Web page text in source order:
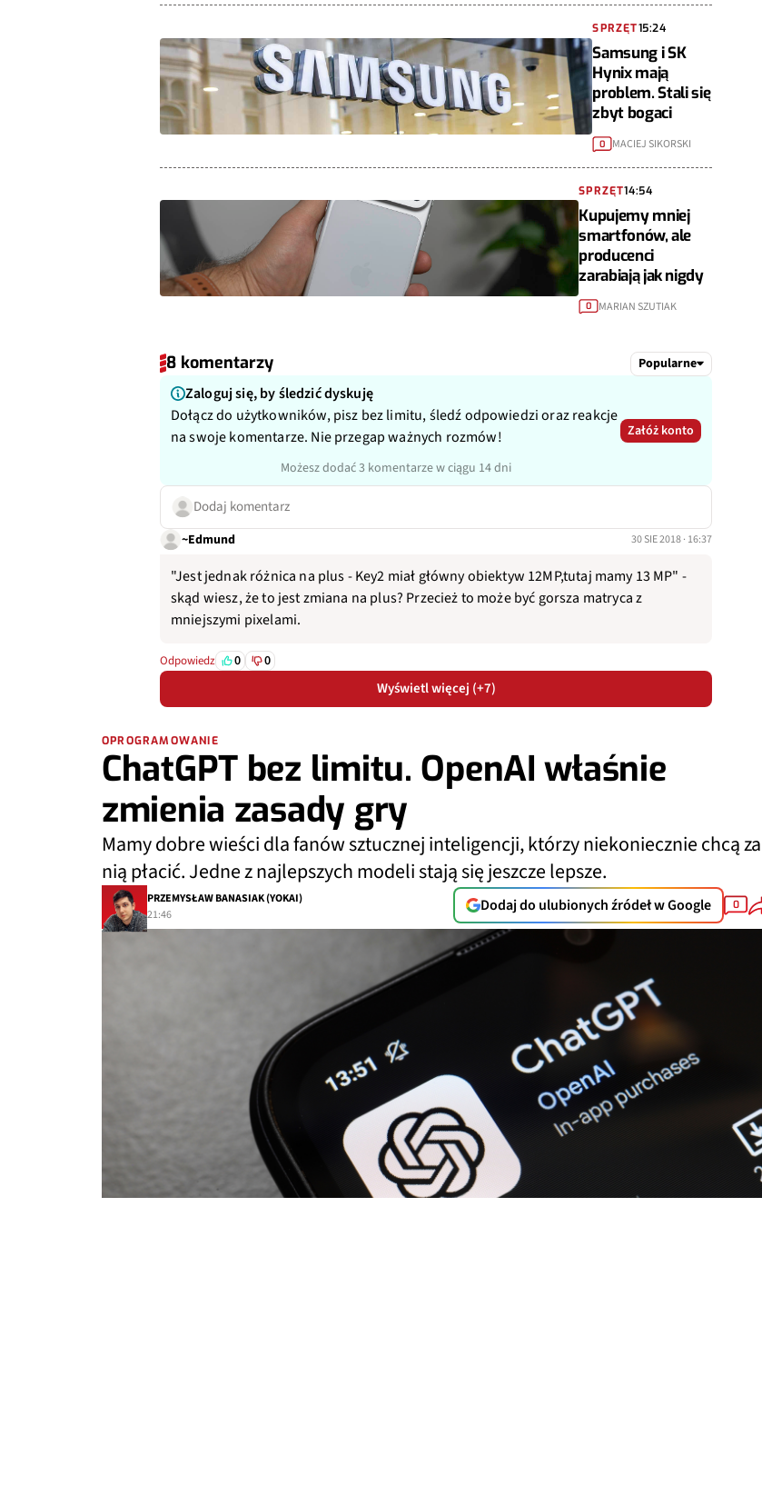
SPRZĘT15:24
Samsung i SK
Hynix mają
problem. Stali się
zbyt bogaci
0 MACIEJ SIKORSKI
SPRZĘT14:54
Kupujemy mniej
smartfonów, ale
producenci
zarabiają jak nigdy
0 MARIAN SZUTIAK
8 komentarzy Popularne
Zaloguj się, by śledzić dyskuję
Dołącz do użytkowników, pisz bez limitu, śledź odpowiedzi oraz reakcje
na swoje komentarze. Nie przegap ważnych rozmów!
Możesz dodać 3 komentarze w ciągu 14 dni
Załóż konto
Dodaj komentarz
~Edmund 30 SIE 2018 · 16:37
"Jest jednak różnica na plus - Key2 miał główny obiektyw 12MP,tutaj mamy 13 MP" -
skąd wiesz, że to jest zmiana na plus? Przecież to może być gorsza matryca z
mniejszymi pixelami.
Odpowiedz 0 0
Wyświetl więcej (+7)
OPROGRAMOWANIE
ChatGPT bez limitu. OpenAI właśnie
zmienia zasady gry
Mamy dobre wieści dla fanów sztucznej inteligencji, którzy niekoniecznie chcą za
nią płacić. Jedne z najlepszych modeli stają się jeszcze lepsze.
PRZEMYSŁAW BANASIAK (YOKAI)
21:46
Dodaj do ulubionych źródeł w Google 0